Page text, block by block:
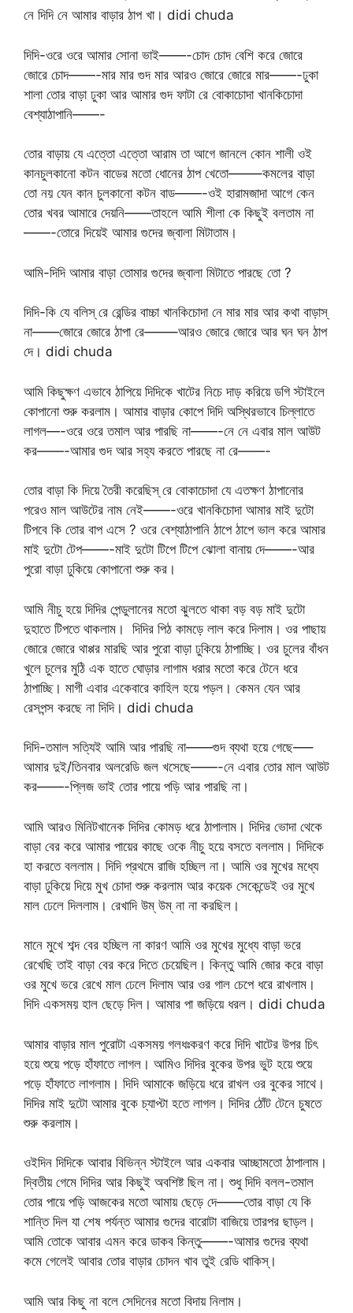
নে দিদি নে আমার বাড়ার ঠাপ খা। didi chuda
দিদি-ওরে ওরে আমার সোনা ভাই——-চোদ চোদ বেশি করে জোরে
জোরে চোদ——-মার মার গুদ মার আরও জোরে জোরে মার——-ঢুকা
শালা তোর বাড়া ঢুকা আর আমার গুদ ফাটা রে বোকাচোদা খানকিচোদা
বেশ্যাঠাপানি——-
তোর বাড়ায় যে এত্তো এত্তো আরাম তা আগে জানলে কোন শালী ওই
কানচুলকানো কটন বাডের মতো ধোনের ঠাপ খেতো——–কমলের বাড়া
তো নয় যেন কান চুলকানো কটন বাড——-ওই হারামজাদা আগে কেন
তোর খবর আমারে দেয়নি——তাহলে আমি শীলা কে কিছুই বলতাম না
——-তোরে দিয়েই আমার গুদের জ্বালা মিটাতাম।
আমি-দিদি আমার বাড়া তোমার গুদের জ্বালা মিটাতে পারছে তো ?
দিদি-কি যে বলিস্ রে রেন্ডির বাচ্চা খানকিচোদা নে মার মার আর কথা বাড়াস্
না——জোরে জোরে ঠাপা রে——–আরও জোরে জোরে আর ঘন ঘন ঠাপ
দে। didi chuda
আমি কিছুক্ষণ এভাবে ঠাপিয়ে দিদিকে খাটের নিচে দাড় করিয়ে ডগি স্টাইলে
কোপানো শুরু করলাম। আমার বাড়ার কোপে দিদি অস্থিরভাবে চিল্লাতে
লাগল—-ওরে ওরে তমাল আর পারছি না——-নে নে এবার মাল আউট
কর——-আমার গুদ আর সহ্য করতে পারছে না রে——-
তোর বাড়া কি দিয়ে তৈরী করেছিস্ রে বোকাচোদা যে এতক্ষণ ঠাপানোর
পরেও মাল আউটের নাম নেই——-ওরে খানকিচোদা আমার মাই দুটো
টিপবে কি তোর বাপ এসে ? ওরে বেশ্যাঠাপানি ঠাপে ঠাপে ভাল করে আমার
মাই দুটো টেপ——-মাই দুটো টিপে টিপে ঝোলা বানায় দে——-আর
পুরো বাড়া ঢুকিয়ে কোপানো শুরু কর।
আমি নীচু হয়ে দিদির পেন্ডুলানের মতো ঝুলতে থাকা বড় বড় মাই দুটো
দুহাতে টিপতে থাকলাম। দিদির পিঠ কামড়ে লাল করে দিলাম। ওর পাছায়
জোরে জোরে থাপ্পর মারছি আর পুরো বাড়া ঢুকিয়ে ঠাপাচ্ছি। ওর চুলের বাঁধন
খুলে চুলের মুঠি এক হাতে ঘোড়ার লাগাম ধরার মতো করে টেনে ধরে
ঠাপাচ্ছি। মাগী এবার একেবারে কাহিল হয়ে পড়ল। কেমন যেন আর
রেসপন্স করছে না দিদি। didi chuda
দিদি-তমাল সত্যিই আমি আর পারছি না——গুদ ব্যথা হয়ে গেছে—–
আমার দুই/তিনবার অলরেডি জল খসেছে——-নে এবার তোর মাল আউট
কর——-প্লিজ ভাই তোর পায়ে পড়ি আর পারছি না।
আমি আরও মিনিটখানেক দিদির কোমড় ধরে ঠাপালাম। দিদির ভোদা থেকে
বাড়া বের করে আমার পায়ের কাছে ওকে নীচু হয়ে বসতে বললাম। দিদিকে
হা করতে বললাম। দিদি প্রথমে রাজি হচ্ছিল না। আমি ওর মুখের মধ্যে
বাড়া ঢুকিয়ে দিয়ে মুখ চোদা শুরু করলাম আর কয়েক সেকেন্ডেই ওর মুখে
মাল ঢেলে দিললাম। রেখাদি উম্ উম্ না না করছিল।
মানে মুখে শব্দ বের হচ্ছিল না কারণ আমি ওর মুখের মুধ্যে বাড়া ভরে
রেখেছি তাই বাড়া বের করে দিতে চেয়েছিল। কিন্তু আমি জোর করে বাড়া
ওর মুখে ভরে রেখে মাল ঢেলে দিলাম আর ওর গাল চেপে ধরে রাখলাম।
দিদি একসময় হাল ছেড়ে দিল। আমার পা জড়িয়ে ধরল। didi chuda
আমার বাড়ার মাল পুরোটা একসময় গলধঃকরণ করে দিদি খাটের উপর চিৎ
হয়ে শুয়ে পড়ে হাঁফাতে লাগল। আমিও দিদির বুকের উপর ভুট হয়ে শুয়ে
পড়ে হাঁফাতে লাগলাম। দিদি আমাকে জড়িয়ে ধরে রাখল ওর বুকের সাথে।
দিদির মাই দুটো আমার বুকে চ্যাপ্টা হতে লাগল। দিদির ঠোঁট টেনে চুষতে
শুরু করলাম।
ওইদিন দিদিকে আবার বিভিন্ন স্টাইলে আর একবার আচ্ছামতো ঠাপালাম।
দ্বিতীয় গেমে দিদির আর কিছুই অবশিষ্ট ছিল না। শুধু দিদি বলল-তমাল
তোর পায়ে পড়ি আজকের মতো আমায় ছেড়ে দে——তোর বাড়া যে কি
শান্তি দিল যা শেষ পর্যন্ত আমার গুদের বারোটা বাজিয়ে তারপর ছাড়ল।
আমি তোকে আবার এমন করে ডাকব কিন্তু——-আমার গুদের ব্যথা
কমে গেলেই আবার তোর বাড়ার চোদন খাব তুই রেডি থাকিস্।
আমি আর কিছু না বলে সেদিনের মতো বিদায় নিলাম।